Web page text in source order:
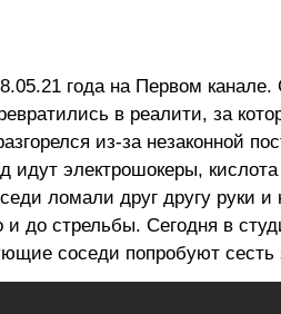
года на Первом канале.
в реалити, за
из-за незаконной
идут электрошокеры,
ломали друг другу руки
до стрельбы. Сегодня в
соседи попробуют сесть